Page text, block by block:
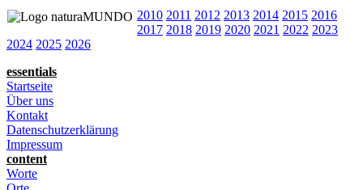
2010 2011 2012 2013 2014 2015 2016
2017 2018 2019 2020 2021 2022 2023
2024 2025 2026
essentials
Startseite
Über uns
Kontakt
Datenschutzerklärung
Impressum
content
Worte